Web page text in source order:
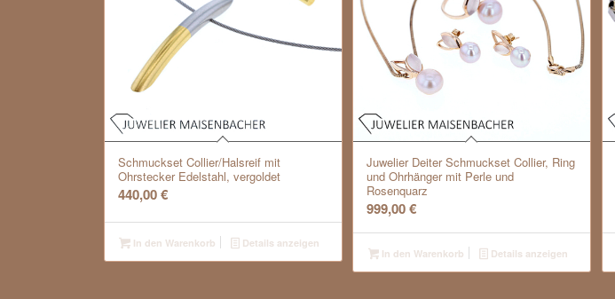
Schmuckset Collier/Halsreif mit
Ohrstecker Edelstahl, vergoldet
440,00€
In den Warenkorb Details anzeigen
Juwelier Deiter Schmuckset Collier, Ring
und Ohrhänger mit Perle und
Rosenquarz
999,00€
In den Warenkorb Details anzeigen